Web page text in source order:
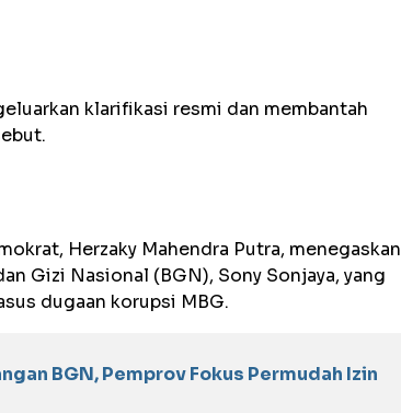
klarifikasi resmi dan membantah
Herzaky Mahendra Putra, menegaskan
Gizi Nasional (BGN), Sony Sonjaya, yang
dugaan korupsi MBG.
BGN, Pemprov Fokus Permudah Izin